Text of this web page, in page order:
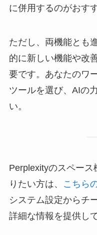
に併用するのがおす
ただし、両機能とも
的に新しい機能や改
要です。あなたのワ
ツールを選び、AIの
い。
Perplexityのスペー
りたい方は、
こちら
システム設定からチ
詳細な情報を提供し